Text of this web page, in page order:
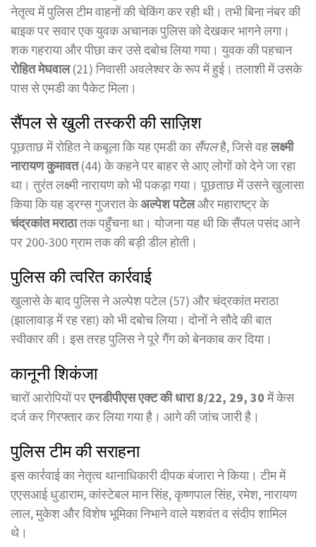
नेतृत्व में पुलिस टीम वाहनों की चेकिंग कर रही थी। तभी बिना नंबर की
बाइक पर सवार एक युवक अचानक पुलिस को देखकर भागने लगा।
शक गहराया और पीछा कर उसे दबोच लिया गया। युवक की पहचान
रोहित मेघवाल(21) निवासी अवलेश्वर के रूप में हुई। तलाशी में उसके
पास से एमडी का पैकेट मिला।
सैंपल से खुली तस्करी की साज़िश
पूछताछ में रोहित ने कबूला कि यह एमडी का सैंपलहै, जिसे वहलक्ष्मी
नारायण कुमावत(44) के कहने पर बाहर से आए लोगों को देने जा रहा
था। तुरंत लक्ष्मी नारायण को भी पकड़ा गया। पूछताछ में उसने खुलासा
किया कि यह ड्रग्स गुजरात केअल्पेश पटेलऔर महाराष्ट्र के
चंद्रकांत मराठातक पहुँचना था। योजना यह थी कि सैंपल पसंद आने
पर 200-300 ग्राम तक की बड़ी डील होती।
पुलिस की त्वरित कार्रवाई
खुलासे के बाद पुलिस ने अल्पेश पटेल (57) और चंद्रकांत मराठा
(झालावाड़ में रह रहा) को भी दबोच लिया। दोनों ने सौदे की बात
स्वीकार की। इस तरह पुलिस ने पूरे गैंग को बेनकाब कर दिया।
कानूनी शिकंजा
चारों आरोपियों परएनडीपीएस एक्ट की धारा 8/22, 29, 30में केस
दर्ज कर गिरफ्तार कर लिया गया है। आगे की जांच जारी है।
पुलिस टीम की सराहना
इस कार्रवाई का नेतृत्व थानाधिकारी दीपक बंजारा ने किया। टीम में
एएसआई धुडाराम, कांस्टेबल मान सिंह, कृष्णपाल सिंह, रमेश, नारायण
लाल, मुकेश और विशेष भूमिका निभाने वाले यशवंत व संदीप शामिल
थे।